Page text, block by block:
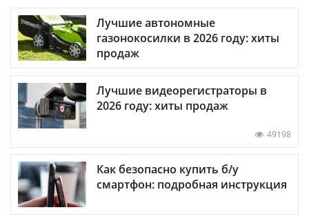
Лучшие автономные
газонокосилки в 2026 году: хиты
продаж
Лучшие видеорегистраторы в
2026 году: хиты продаж
49198
Как безопасно купить б/у
смартфон: подробная инструкция